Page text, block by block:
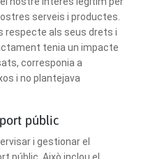
serveis i productes.
respecte als seus drets i
tenia un impacte
corresponia a
i no plantejava
públic
i gestionar el